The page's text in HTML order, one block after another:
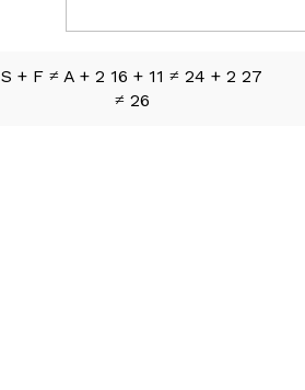
S + F ≠ A + 2 16 + 11 ≠ 24 + 2 27
≠ 26